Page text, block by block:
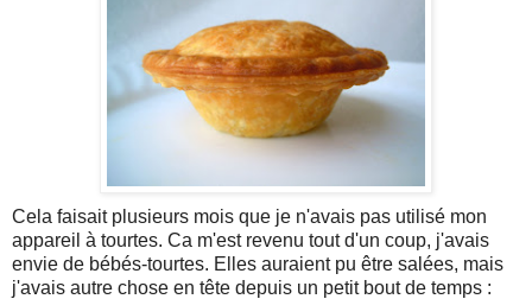
Cela faisait plusieurs mois que je n'avais pas utilisé mon
appareil à tourtes. Ca m'est revenu tout d'un coup, j'avais
envie de bébés-tourtes. Elles auraient pu être salées, mais
j'avais autre chose en tête depuis un petit bout de temps :